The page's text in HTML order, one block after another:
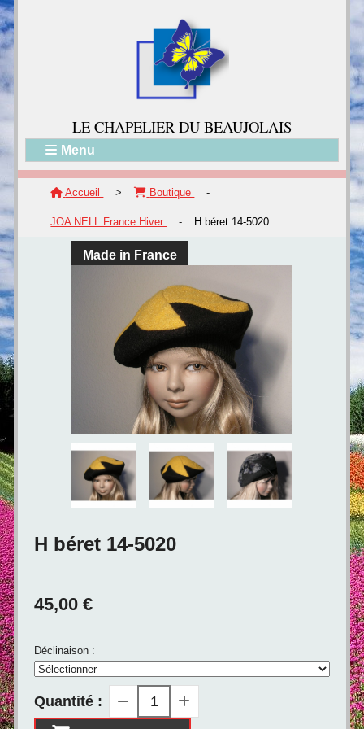
LE CHAPELIER DU BEAUJOLAIS
Menu
Accueil > Boutique -
JOA NELL France Hiver - H béret 14-5020
Made in France
H béret 14-5020
45,00 €
Déclinaison :
Quantité :